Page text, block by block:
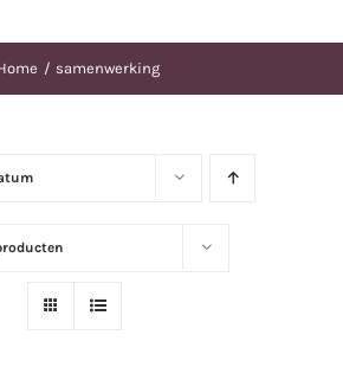
samenwerking